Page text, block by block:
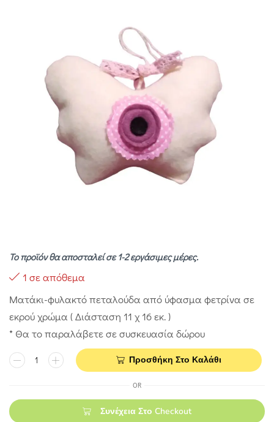
Το προϊόν θα αποσταλεί σε 1-2 εργάσιμες μέρες.
1 σε απόθεμα
Ματάκι-φυλακτό πεταλούδα από ύφασμα φετρίνα σε
εκρού χρώμα ( Διάσταση 11 χ 16 εκ. )
* Θα το παραλάβετε σε συσκευασία δώρου
Προσθήκη Στο Καλάθι
OR
Συνέχεια Στο Checkout